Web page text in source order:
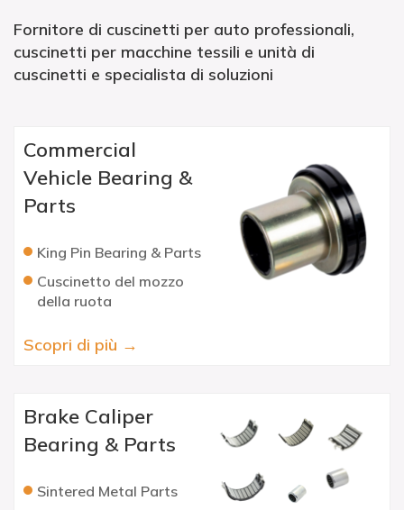
Fornitore di cuscinetti per auto professionali,
cuscinetti per macchine tessili e unità di
cuscinetti e specialista di soluzioni
Commercial
Vehicle Bearing &
Parts
King Pin Bearing & Parts
Cuscinetto del mozzo
della ruota
Scopri di più →
Brake Caliper
Bearing & Parts
Sintered Metal Parts